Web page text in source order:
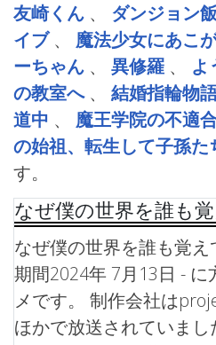
友崎くん 、 ダンジョン
イブ、 魔法少女にあこ
ーちゃん 、 異修羅 、 よ
の教室へ 、 結婚指輪物
道中 、 魔王学院の不適
の始祖、転生して子孫
す。
なぜ僕の世界を誰も
なぜ僕の世界を誰も覚
期間2024年 7月13日 -
メです。 制作会社は
ほかで放送されていま